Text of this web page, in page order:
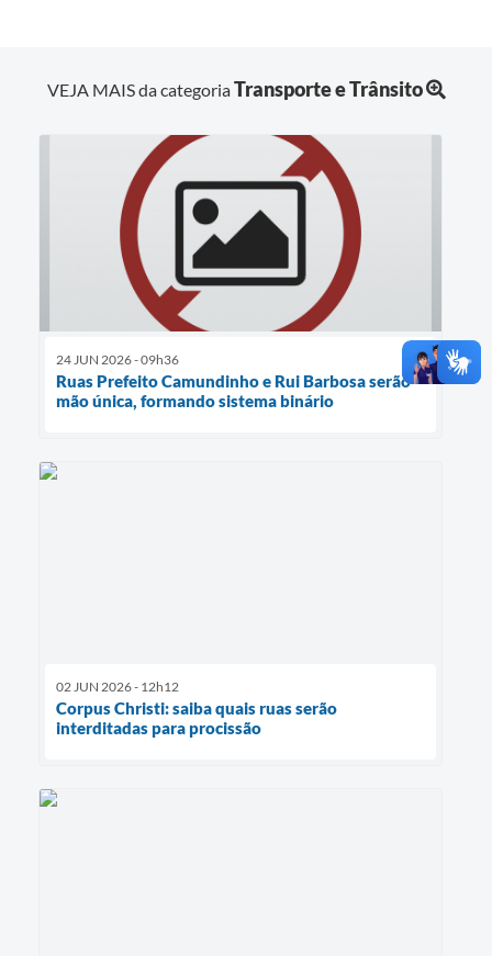
VEJA MAIS da categoriaTransporte e Trânsito
24 JUN 2026 - 09h36
Ruas Prefeito Camundinho e Rui Barbosa serão
mão única, formando sistema binário
02 JUN 2026 - 12h12
Corpus Christi: saiba quais ruas serão
interditadas para procissão